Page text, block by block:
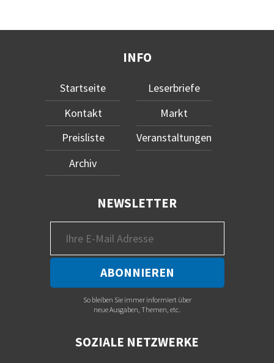
INFO
Startseite
Kontakt
Preisliste
Archiv
Leserbriefe
Markt
Veranstaltungen
NEWSLETTER
So bleiben Sie immer informiert über
neue Ausgaben, Themen, etc.
SOZIALE NETZWERKE